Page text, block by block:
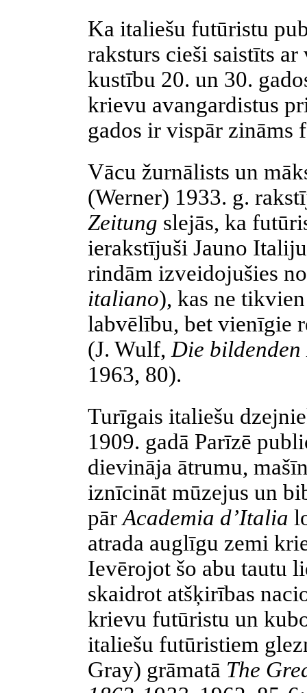
Ka italiešu futūristu
raksturs cieši saistīts
kustību 20. un 30.
krievu avangardistus
gados ir vispār zināms
Vācu žurnālists un
(Werner) 1933. g.
Zeitung slejās, ka
ierakstījuši Jauno
rindām izveidojušies
italiano), kas ne
labvēlību, bet vienīgie
(J. Wulf, Die
1963, 80).
Turīgais italiešu
1909. gadā Parīzē
dievināja ātrumu,
iznīcināt mūzejus un
pārAcademia d’Italia
atrada auglīgu zemi
Ievērojot šo abu tautu
skaidrot atšķirības
krievu futūristu un
italiešu futūristiem
Gray) grāmatā The